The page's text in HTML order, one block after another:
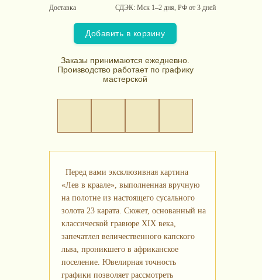
Доставка СДЭК: Мск 1–2 дня, РФ от 3 дней
Добавить в корзину
Заказы принимаются ежедневно.
Производство работает по графику
мастерской
Перед вами эксклюзивная картина
«Лев в краале», выполненная вручную
на полотне из настоящего сусального
золота 23 карата. Сюжет, основанный на
классической гравюре XIX века,
запечатлел величественного капского
льва, проникшего в африканское
поселение. Ювелирная точность
графики позволяет рассмотреть